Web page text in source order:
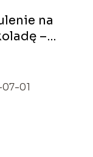
na
–
01